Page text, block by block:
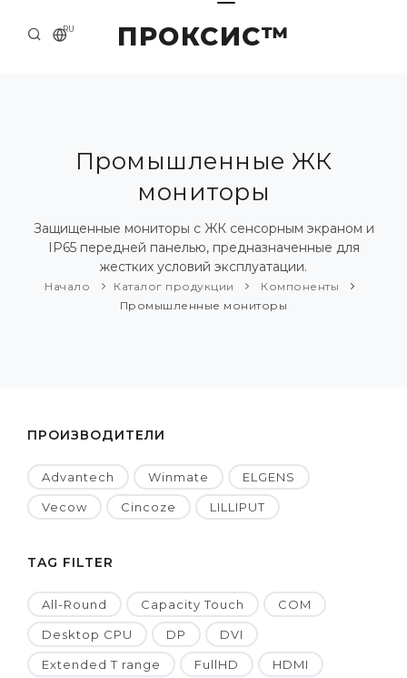
ПРОКСИС™
RU
О КОМПАНИИ
ПРИМЕРЫ И РЕШЕНИЯ
КАТАЛОГ ПРОДУКЦИИ
ПРЕСС-ЦЕНТР
Промышленные ЖК
мониторы
Защищенные мониторы с ЖК сенсорным экраном и
IP65 передней панелью, предназначенные для
жестких условий эксплуатации.
Начало Каталог продукции
Компоненты
Промышленные мониторы
ПРОИЗВОДИТЕЛИ
Advantech Winmate ELGENS
Vecow Cincoze LILLIPUT
TAG FILTER
All-Round Capacity Touch COM
Desktop CPU DP DVI
Extended T range FullHD HDMI